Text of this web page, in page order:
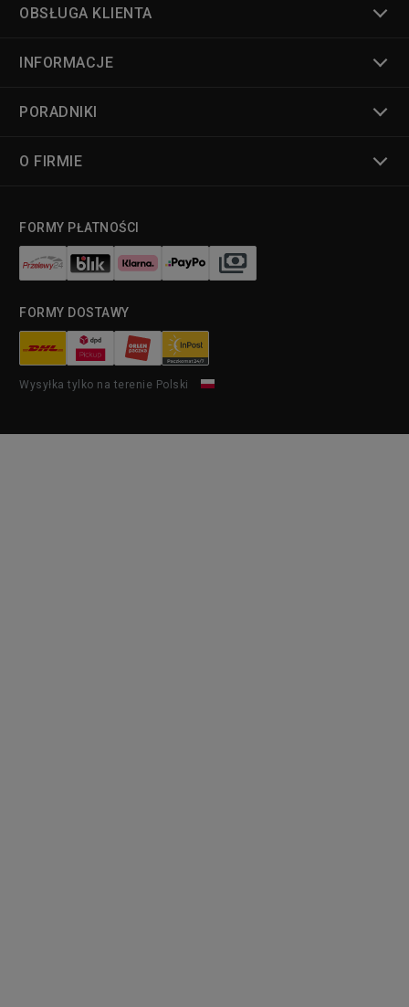
OBSŁUGA KLIENTA
INFORMACJE
PORADNIKI
O FIRMIE
FORMY PŁATNOŚCI
FORMY DOSTAWY
Wysyłka tylko na terenie Polski